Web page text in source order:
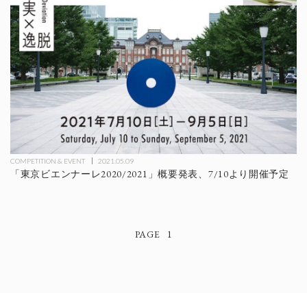
COMPETITION & EVENT 2021.05.09
「東京ビエンナーレ2020/2021」概要発表、7/10より開催予定
1